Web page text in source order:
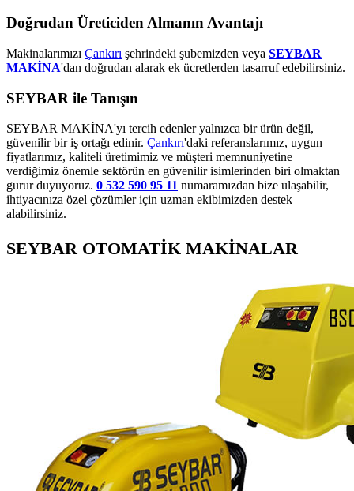
Doğrudan Üreticiden Almanın Avantajı
Makinalarımızı Çankırı şehrindeki şubemizden veya SEYBAR
MAKİNA'dan doğrudan alarak ek ücretlerden tasarruf edebilirsiniz.
SEYBAR ile Tanışın
SEYBAR MAKİNA'yı tercih edenler yalnızca bir ürün değil,
güvenilir bir iş ortağı edinir. Çankırı'daki referanslarımız, uygun
fiyatlarımız, kaliteli üretimimiz ve müşteri memnuniyetine
verdiğimiz önemle sektörün en güvenilir isimlerinden biri olmaktan
gurur duyuyoruz. 0 532 590 95 11 numaramızdan bize ulaşabilir,
ihtiyacınıza özel çözümler için uzman ekibimizden destek
alabilirsiniz.
SEYBAR OTOMATİK MAKİNALAR